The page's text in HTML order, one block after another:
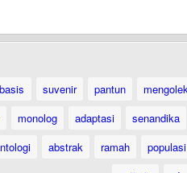
basis suvenir pantun
monolog adaptasi senandika
abstrak ramah populasi